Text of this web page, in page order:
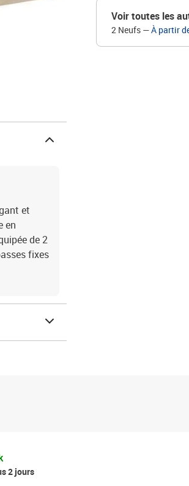
Voir toutes les
2 Neufs —À partir
et
en
de 2
fixes
2 jours